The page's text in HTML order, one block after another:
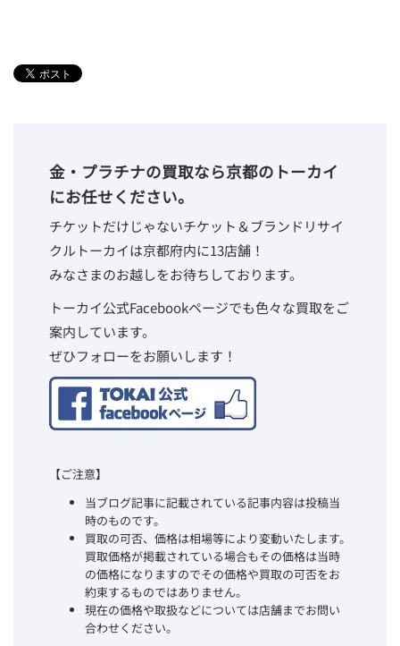
金・プラチナの買取なら京都のトーカイ
にお任せください。
チケットだけじゃないチケット＆ブランドリサイ
クルトーカイは京都府内に13店舗！
みなさまのお越しをお待ちしております。
トーカイ公式Facebookページでも色々な買取をご
案内しています。
ぜひフォローをお願いします！
【ご注意】
当ブログ記事に記載されている記事内容は投稿当
時のものです。
買取の可否、価格は相場等により変動いたします。
買取価格が掲載されている場合もその価格は当時
の価格になりますのでその価格や買取の可否をお
約束するものではありません。
現在の価格や取扱などについては店舗までお問い
合わせください。